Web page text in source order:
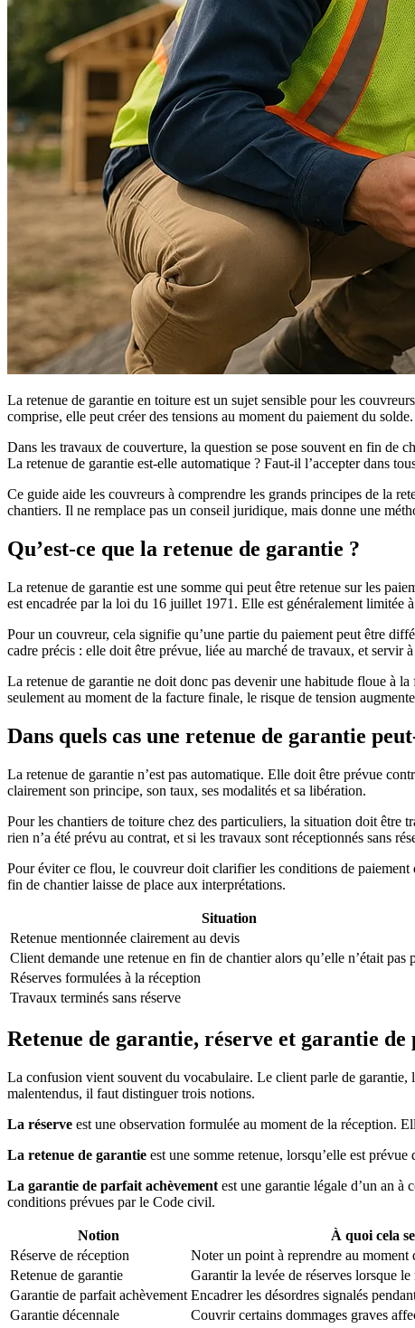
La retenue de garantie en toiture est un sujet sensible pour les
comprise, elle peut créer des tensions au moment du paiement du
Dans les travaux de couverture, la question se pose souvent en fin de
La retenue de garantie est-elle automatique ? Faut-il l’accepter dans
Ce guide aide les couvreurs à comprendre les grands principes de la
chantiers. Il ne remplace pas un conseil juridique, mais donne une
Qu’est-ce que la retenue de garantie ?
La retenue de garantie est une somme qui peut être retenue sur les
est encadrée par la loi du 16 juillet 1971. Elle est généralement limitée
Pour un couvreur, cela signifie qu’une partie du paiement peut être
cadre précis : elle doit être prévue, liée au marché de travaux, et servir
La retenue de garantie ne doit donc pas devenir une habitude floue à
seulement au moment de la facture finale, le risque de tension
Dans quels cas une retenue de garantie
La retenue de garantie n’est pas automatique. Elle doit être prévue
clairement son principe, son taux, ses modalités et sa libération.
Pour les chantiers de toiture chez des particuliers, la situation doit être
rien n’a été prévu au contrat, et si les travaux sont réceptionnés sans
Pour éviter ce flou, le couvreur doit clarifier les conditions de
fin de chantier laisse de place aux interprétations.
Situation
Retenue mentionnée clairement au devis
Client demande une retenue en fin de chantier alors qu’elle n’était pas
Réserves formulées à la réception
Travaux terminés sans réserve
Retenue de garantie, réserve et garantie
La confusion vient souvent du vocabulaire. Le client parle de garantie,
malentendus, il faut distinguer trois notions.
La réserve est une observation formulée au moment de la réception.
La retenue de garantie est une somme retenue, lorsqu’elle est
La garantie de parfait achèvement est une garantie légale d’un an à
conditions prévues par le Code civil.
Notion À quoi cela
Réserve de réception
Noter un point à reprendre au moment
Retenue de garantie
Garantir la levée de réserves lorsque le
Garantie de parfait achèvement Encadrer les désordres signalés
Garantie décennale
Couvrir certains dommages graves